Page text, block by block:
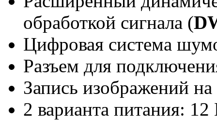
обработкой сигнала (
Цифровая система
Разъем для
Запись изображений
2 варианта питания: